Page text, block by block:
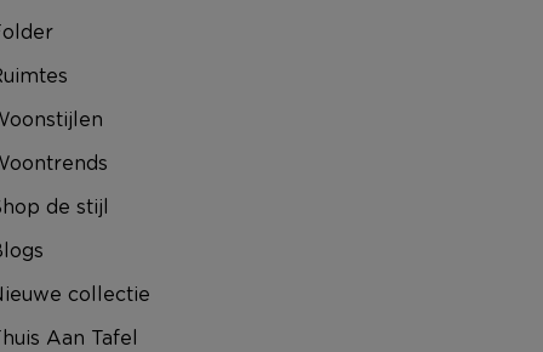
de stijl
collectie
Aan Tafel